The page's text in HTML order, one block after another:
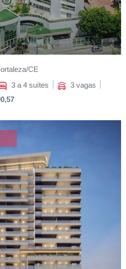
CE
3 a 4 suítes
3 vagas